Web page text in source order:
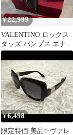
¥22,999
VALENTINO ロックス
タッズ パンプス エナメ
ル 37CM
¥6,498
限定特価 美品✨ヴァレ